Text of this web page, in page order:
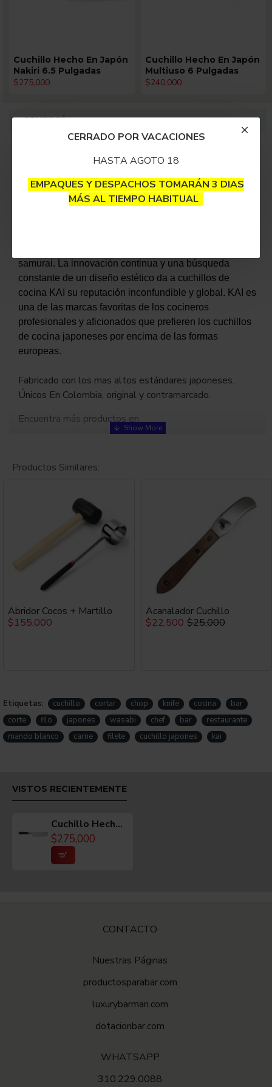
CERRADO POR VACACIONES
HASTA AGOTO 18
EMPAQUES Y DESPACHOS TOMARÁN 3 DIAS
MÁS AL TIEMPO HABITUAL
Cuchillo Hecho En Japón
Nakiri 6.5 Pulgadas
$275,000
Cuchillo Hecho En Japón
Multiuso 6 Pulgadas
$240,000
DESCRIPCIÓN
Cuchillo 6.5 pulgadas (16.5cms) KAI: Wasabi
KAI ha recibido el reconocimiento internacional por sus
samurai. La innovación continua y una búsqueda
constante de un diseño estético da a cuchillos de
cocina KAI su reputación inconfundible y global. KAI es
una de las marcas favoritas de los cocineros
profesionales y aficionados que prefieren los cuchillos
de cocina japoneses por encima de las formas
europeas.
Fabricado con los mas altos estándares japoneses.
Únicos En Colombia, original y contramarcado.
Encuentra más productos en
www.productosparabar.com
Uso General tipo Chef.
Hecho en Japón, afilado a mano, en acero extra fuerte y
NOTA: SOLAMENTE PARA USO BAJO
SUPERVISIÓN DE UN ADULTO.
COMO SE USA
PRESENTACIÓN
Empaque de presentacion.
Acero inoxidable y plastico.
COLOR
Acero y negro.
Tamaño: 6.5 pulgadas
CUIDADOS / MANTENIMIENTO
Productos Similares:
Abridor Cocos + Martillo
$155,000
Acanalador Cuchillo
$22,500 $25,000
Etiquetas: cuchillo cortar chop knife cocina
bar
corte
filo japones wasabi chef bar
restaurante
mando blanco
carne filete cuchillo japones kai
VISTOS RECIENTEMENTE
Cuchillo Hecho En Japón Nakiri 6.5 Pulgadas
$275,000
CONTACTO
Nuestras Páginas
productosparabar.com
luxurybarman.com
dotacionbar.com
WHATSAPP
310.229.0088